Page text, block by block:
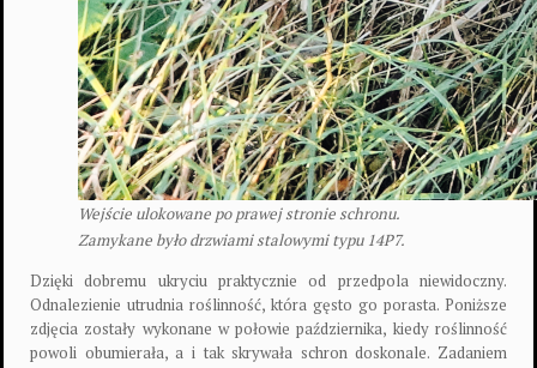
Wejście ulokowane po prawej stronie schronu.
Zamykane było drzwiami stalowymi typu 14P7.
Dzięki dobremu ukryciu praktycznie od przedpola niewidoczny.
Odnalezienie utrudnia roślinność, która gęsto go porasta. Poniższe
zdjęcia zostały wykonane w połowie października, kiedy roślinność
powoli obumierała, a i tak skrywała schron doskonale. Zadaniem